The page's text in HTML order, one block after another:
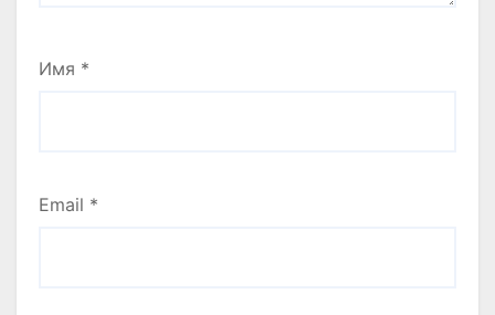
Имя *
Email *